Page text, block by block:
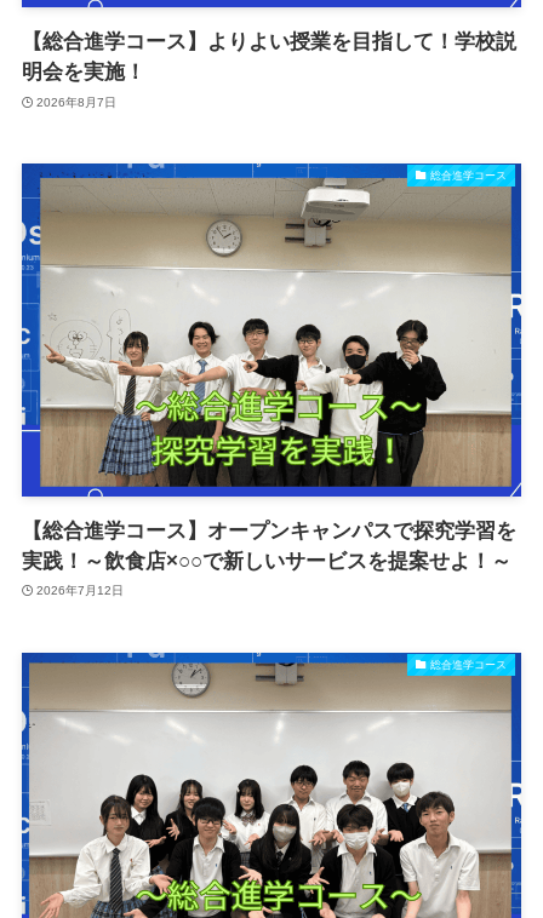
【総合進学コース】よりよい授業を目指して！学校説
明会を実施！
2026年8月7日
総合進学コース
【総合進学コース】オープンキャンパスで探究学習を
実践！～飲食店×○○で新しいサービスを提案せよ！～
2026年7月12日
総合進学コース